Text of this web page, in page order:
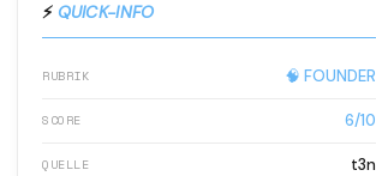
⚡ QUICK-INFO
RUBRIK 🧠 FOUNDER
SCORE 6/10
QUELLE t3n